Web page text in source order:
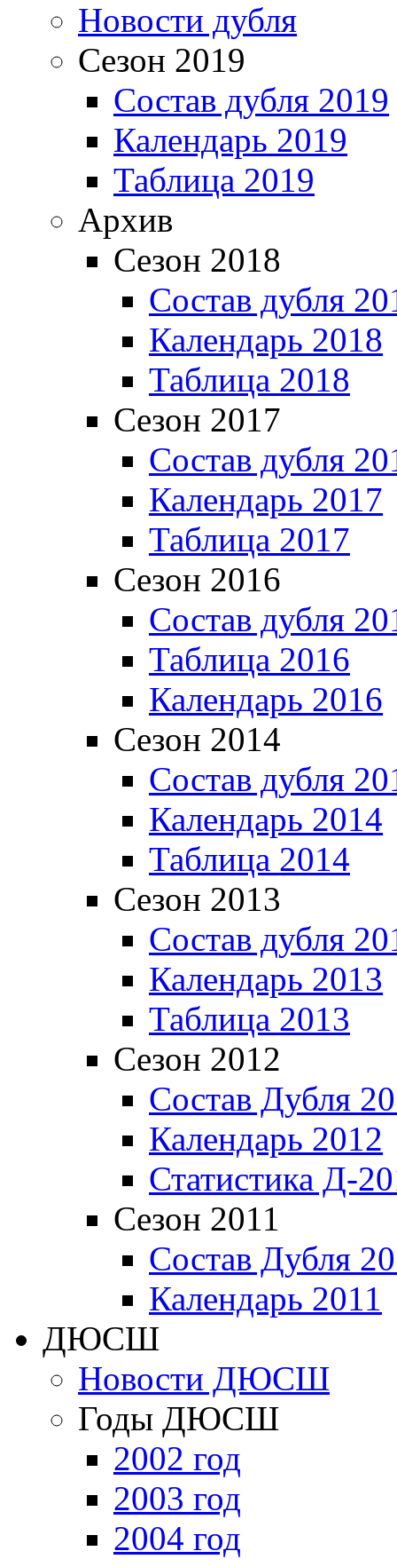
Новости дубля
Сезон 2019
Состав дубля 2019
Календарь 2019
Таблица 2019
Архив
Сезон 2018
Состав дубля
Календарь 2018
Таблица 2018
Сезон 2017
Состав дубля
Календарь 2017
Таблица 2017
Сезон 2016
Состав дубля
Таблица 2016
Календарь 2016
Сезон 2014
Состав дубля
Календарь 2014
Таблица 2014
Сезон 2013
Состав дубля
Календарь 2013
Таблица 2013
Сезон 2012
Состав Дубля
Календарь 2012
Статистика Д-
Сезон 2011
Состав Дубля
Календарь 2011
ДЮСШ
Новости ДЮСШ
Годы ДЮСШ
2002 год
2003 год
2004 год